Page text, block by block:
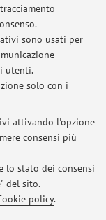
sono usati per
utenti.
solo con i
attivando l'opzione
consensi più
lo stato dei consensi
del sito.
policy.
e Diritto
mobilità
sessione
appelli della
11.30 - 7
ore 11.30 - 6
definitiva
delle Aule